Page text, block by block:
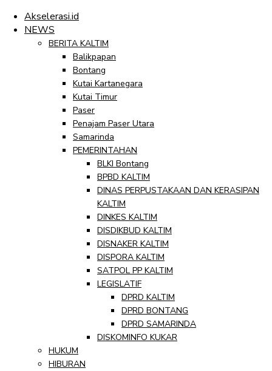
Akselerasi.id
NEWS
BERITA KALTIM
Balikpapan
Bontang
Kutai Kartanegara
Kutai Timur
Paser
Penajam Paser Utara
Samarinda
PEMERINTAHAN
BLKI Bontang
BPBD KALTIM
DINAS PERPUSTAKAAN DAN KERASIPAN
KALTIM
DINKES KALTIM
DISDIKBUD KALTIM
DISNAKER KALTIM
DISPORA KALTIM
SATPOL PP KALTIM
LEGISLATIF
DPRD KALTIM
DPRD BONTANG
DPRD SAMARINDA
DISKOMINFO KUKAR
HUKUM
HIBURAN